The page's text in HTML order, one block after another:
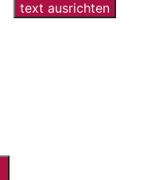
text ausrichten